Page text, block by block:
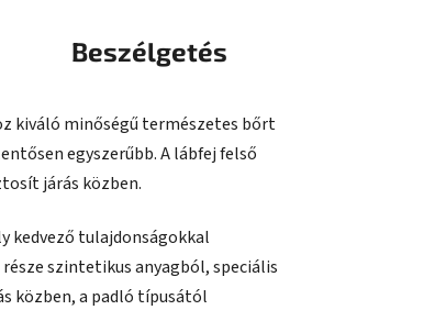
Beszélgetés
kiváló minőségű természetes bőrt
egyszerűbb. A lábfej felső
járás közben.
kedvező tulajdonságokkal
szintetikus anyagból, speciális
közben, a padló típusától